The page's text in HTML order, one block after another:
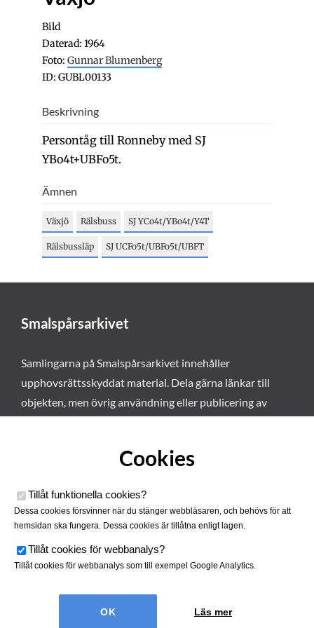
Bild
Daterad: 1964
Foto: Gunnar Blumenberg
ID: GUBL00133
Beskrivning
Persontåg till Ronneby med SJ
YBo4t+UBFo5t.
Ämnen
Växjö Rälsbuss SJ YCo4t/YBo4t/Y4T
Rälsbussläp SJ UCFo5t/UBFo5t/UBFT
Smalspårsarkivet
Samlingarna på Smalspårsarkivet innehåller
upphovsrättsskyddat material. Dela gärna länkar till
objekten, men övrig användning eller publicering av
Smalspårsarkivet drivs av
Tjustbygdens Järnvägsförening
Cookies
Tillåt funktionella cookies?
Dessa cookies försvinner när du stänger webbläsaren, och behövs för att
hemsidan ska fungera. Dessa cookies är tillåtna enligt lagen.
Tillåt cookies för webbanalys?
Tillåt cookies för webbanalys som till exempel Google Analytics.
Läs mer